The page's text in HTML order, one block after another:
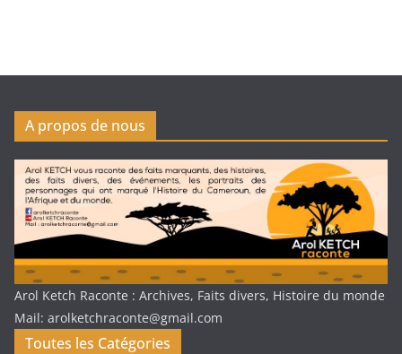
A propos de nous
Arol Ketch Raconte : Archives, Faits divers, Histoire du monde
Mail: arolketchraconte@gmail.com
Toutes les Catégories